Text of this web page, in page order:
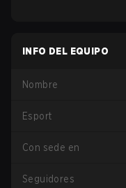
INFO DEL EQUIPO
Nombre
Esport
Con sede en
Seguidores